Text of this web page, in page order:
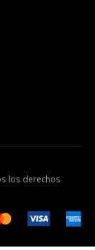
los derechos